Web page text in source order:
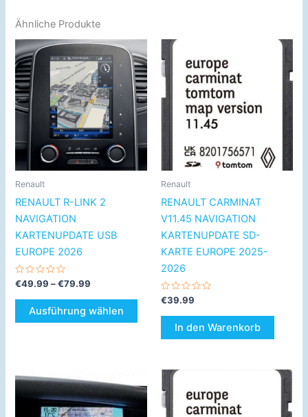
Ähnliche Produkte
Renault
RENAULT R-LINK 2
NAVIGATION
KARTENUPDATE USB
EUROPE 2026
Bewertet
0
von
€49.99 –€79.99
Preisspanne:
€49.99
bis
€79.99
Ausführung wählen
Dieses
Produkt
weist
mehrere
Varianten
Die
können
Produktseite
gewählt
werden
Renault
RENAULT CARMINAT
V11.45 NAVIGATION
KARTENUPDATE SD-
KARTE EUROPE 2025-
2026
Bewertet
0
von
€39.99
In den Warenkorb
€9.99
bis
€19.99
Dieses
Produkt
weist